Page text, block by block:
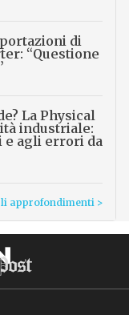
di
“Questione
La Physical
industriale:
e agli errori da
approfondimenti >